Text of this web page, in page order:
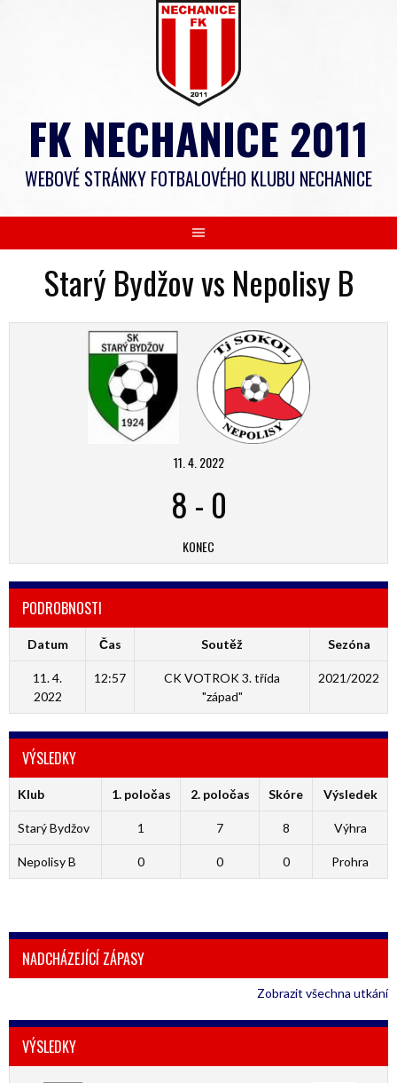
FK NECHANICE 2011
WEBOVÉ STRÁNKY FOTBALOVÉHO KLUBU NECHANICE
Starý Bydžov vs Nepolisy B
11. 4. 2022
8 - 0
KONEC
PODROBNOSTI
Datum Čas Soutěž Sezóna
11. 4.
2022
12:57
CK VOTROK 3. třída
"západ"
2021/2022
VÝSLEDKY
Klub 1. poločas 2. poločas Skóre Výsledek
Starý Bydžov 1 7 8 Výhra
Nepolisy B 0 0 0 Prohra
NADCHÁZEJÍCÍ ZÁPASY
Zobrazit všechna utkání
VÝSLEDKY